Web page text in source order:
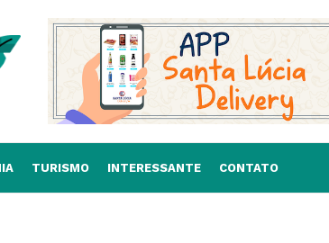
TURISMO INTERESSANTE CONTATO